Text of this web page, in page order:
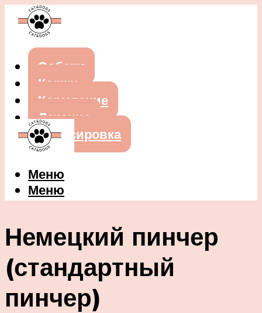
Собаки
Кошки
Кормление
Лечение
Дрессировка
Меню
Меню
Немецкий пинчер
(стандартный
пинчер)